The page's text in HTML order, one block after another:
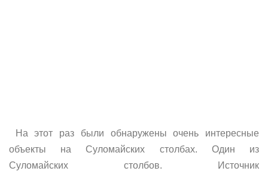
На этот раз были обнаружены очень интересные
объекты на Суломайских столбах. Один из
Суломайских столбов. Источник